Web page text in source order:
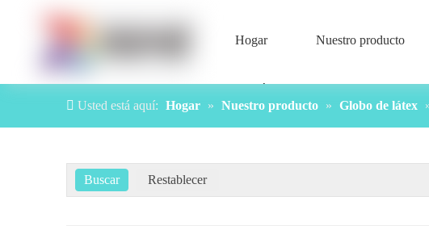
Hogar Nuestro producto
Contáctenos
Usted está aquí: Hogar » Nuestro producto » Globo de látex